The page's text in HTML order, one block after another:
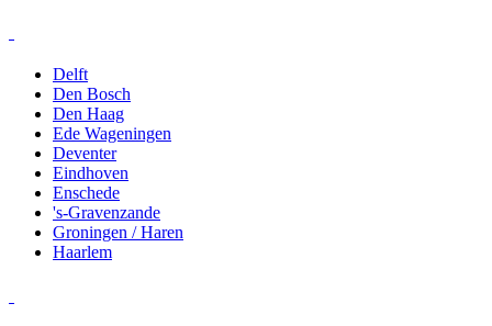
Delft
Den Bosch
Den Haag
Ede Wageningen
Deventer
Eindhoven
Enschede
's-Gravenzande
Groningen / Haren
Haarlem